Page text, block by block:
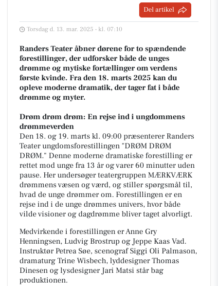
Del artikel
Torsdag d. 13. mar. 2025 - kl. 07:10
Randers Teater åbner dørene for to spændende
forestillinger, der udforsker både de unges
drømme og mytiske fortællinger om verdens
første kvinde. Fra den 18. marts 2025 kan du
opleve moderne dramatik, der tager fat i både
drømme og myter.
Drøm drøm drøm: En rejse ind i ungdommens
drømmeverden
Den 18. og 19. marts kl. 09:00 præsenterer Randers
Teater ungdomsforestillingen "DRØM DRØM
DRØM." Denne moderne dramatiske forestilling er
rettet mod unge fra 13 år og varer 60 minutter uden
pause. Her undersøger teatergruppen MÆRKVÆRK
drømmens væsen og værd, og stiller spørgsmål til,
hvad de unge drømmer om. Forestillingen er en
rejse ind i de unge drømmes univers, hvor både
vilde visioner og dagdrømme bliver taget alvorligt.
Medvirkende i forestillingen er Anne Gry
Henningsen, Ludvig Brostrup og Jeppe Kaas Vad.
Instruktør Petrea Søe, scenograf Siggi Oli Palmason,
dramaturg Trine Wisbech, lyddesigner Thomas
Dinesen og lysdesigner Jari Matsi står bag
produktionen.